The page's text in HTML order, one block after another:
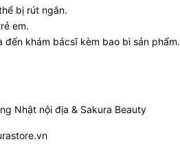
bị rút ngắn.
em.
khám bácsĩ kèm bao bì sản phẩm.
Nhật nội địa & Sakura Beauty